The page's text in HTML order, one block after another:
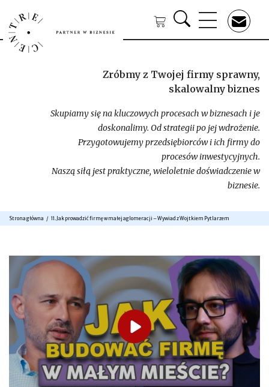
Zróbmy z Twojej firmy sprawny,
skalowalny biznes
Skupiamy się na kluczowych procesach w biznesach i je
doskonalimy. Od strategii po jej wdrożenie.
Przygotowujemy przedsiębiorców i ich firmy do
procesów inwestycyjnych.
Naszą siłą jest praktyczne, wieloletnie doświadczenie w
biznesie.
Strona główna 11. Jak prowadzić firmę w małej aglomeracji – Wywiad z Wojtkiem Pytlarzem